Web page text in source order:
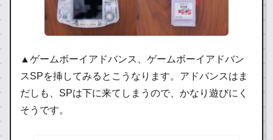
▲ゲームボーイアドバンス、ゲームボーイアドバン
スSPを挿してみるとこうなります。アドバンスはま
だしも、SPは下に来てしまうので、かなり遊びにく
そうです。